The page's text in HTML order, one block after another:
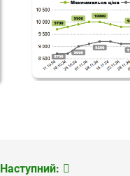
Наступний: